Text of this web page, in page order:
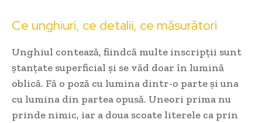
Ce unghiuri, ce detalii, ce măsurători
Unghiul contează, fiindcă multe inscripții sunt
ștanțate superficial și se văd doar în lumină
oblică. Fă o poză cu lumina dintr-o parte și una
cu lumina din partea opusă. Uneori prima nu
prinde nimic, iar a doua scoate literele ca prin